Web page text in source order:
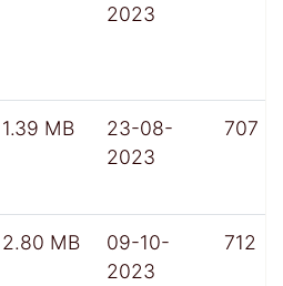
2023
1.39 MB
23-08-
2023
707
2.80 MB
09-10-
2023
712